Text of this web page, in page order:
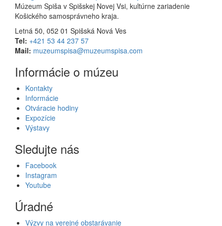
Múzeum Spiša v Spišskej Novej Vsi, kultúrne zariadenie
Košického samosprávneho kraja.
Letná 50, 052 01 Spišská Nová Ves
Tel: +421 53 44 237 57
Mail: muzeumspisa@muzeumspisa.com
Informácie o múzeu
Kontakty
Informácie
Otváracie hodiny
Expozície
Výstavy
Sledujte nás
Facebook
Instagram
Youtube
Úradné
Výzvy na verejné obstarávanie